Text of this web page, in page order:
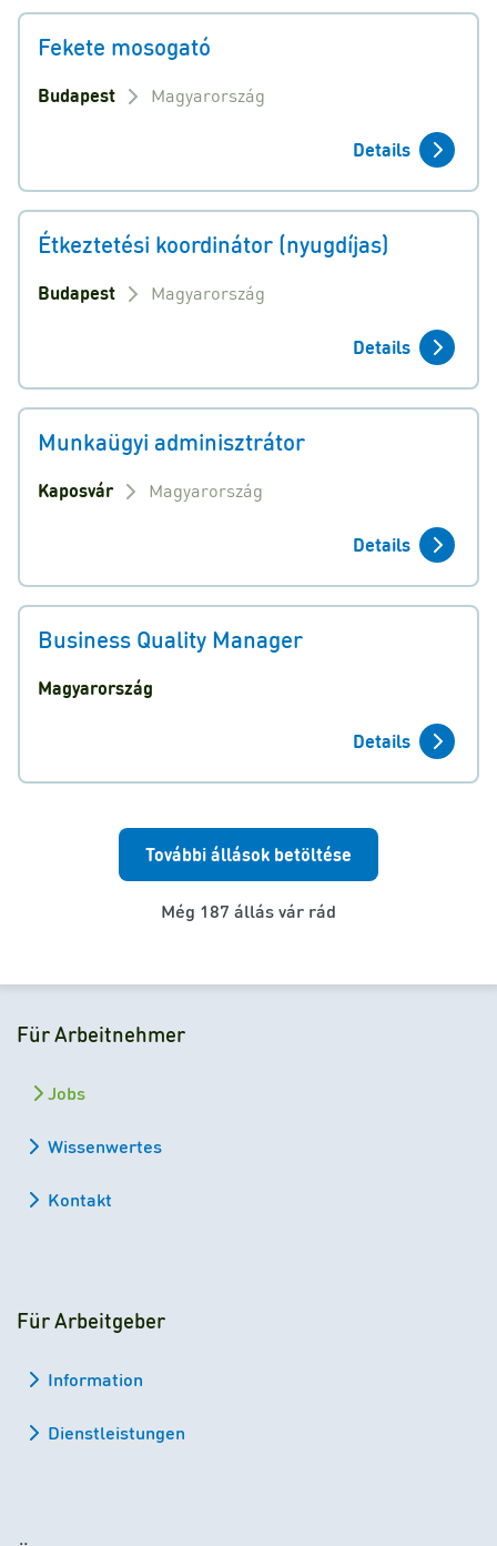
Fekete mosogató
Budapest Magyarország
Details
Étkeztetési koordinátor (nyugdíjas)
Budapest Magyarország
Details
Munkaügyi adminisztrátor
Kaposvár Magyarország
Details
Business Quality Manager
Magyarország
Details
További állások betöltése
Még 187 állás vár rád
Für Arbeitnehmer
Jobs
Wissenwertes
Kontakt
Für Arbeitgeber
Information
Dienstleistungen